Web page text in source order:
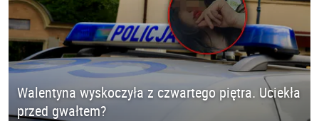
Walentyna wyskoczyła z czwartego piętra. Uciekła
przed gwałtem?